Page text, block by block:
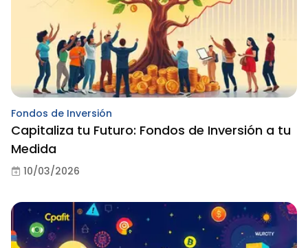
Fondos de Inversión
Capitaliza tu Futuro: Fondos de Inversión a tu
Medida
10/03/2026